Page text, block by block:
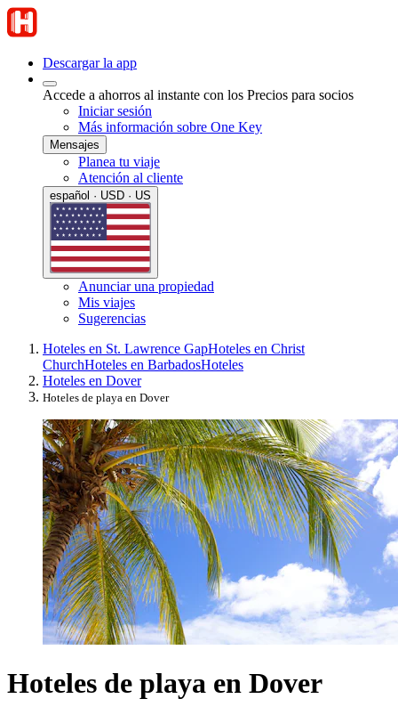
Descargar la app
Accede a ahorros al instante con los Precios para socios
Iniciar sesión
Más información sobre One Key
Mensajes
Planea tu viaje
Atención al cliente
español · USD · US
Anunciar una propiedad
Mis viajes
Sugerencias
Hoteles en St. Lawrence GapHoteles en Christ
ChurchHoteles en BarbadosHoteles
Hoteles en Dover
Hoteles de playa en Dover
Hoteles de playa en Dover